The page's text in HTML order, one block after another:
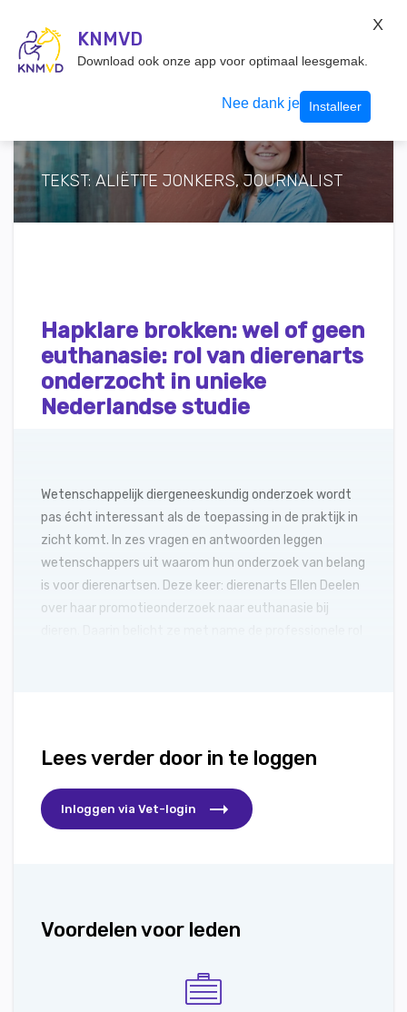
Inloggen
TEKST: ALIËTTE JONKERS, JOURNALIST
Hapklare brokken: wel of geen
euthanasie: rol van dierenarts
onderzocht in unieke
Nederlandse studie
Wetenschappelijk diergeneeskundig onderzoek wordt
pas écht interessant als de toepassing in de praktijk in
zicht komt. In zes vragen en antwoorden leggen
wetenschappers uit waarom hun onderzoek van belang
is voor dierenartsen. Deze keer: dierenarts Ellen Deelen
over haar promotieonderzoek naar euthanasie bij
Lees verder door in te loggen
Inloggen via Vet-login
Voordelen voor leden
KNMVD
Download ook onze app voor optimaal leesgemak.
Nee dank je Installeer
X